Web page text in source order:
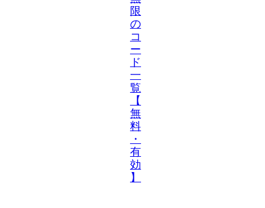
限
の
コ
ー
ド
一
覧
【
無
料
・
有
効
】